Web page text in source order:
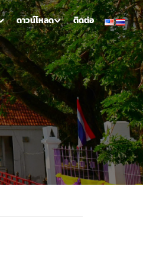
ดาวน์โหลด ติดต่อ